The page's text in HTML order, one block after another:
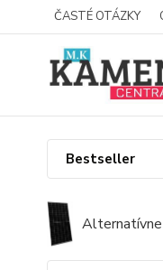
ČASTÉ OTÁZKY
Bestseller